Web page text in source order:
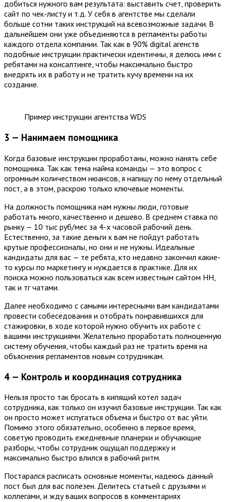
добиться нужного вам результата: выставить счет, проверить
сайт по чек-листу и т.д. У себя в агентстве мы сделали
больше сотни таких инструкций на всевозможные задачи. В
дальнейшем они уже объединяются в регламенты работы
каждого отдела компании. Так как в 90% digital агенств
подобные инструкции практически идентичны, я делюсь ими с
ребятами на консалтинге, чтобы максимально быстро
внедрять их в работу и не тратить кучу времени на их
создание.
Пример инструкции агентства WDS
3 — Нанимаем помощника
Когда базовые инструкции проработаны, можно нанять себе
помощника. Так как тема найма команды — это вопрос с
огромным количеством нюансов, я напишу по нему отдельный
пост, а в этом, раскрою только ключевые моменты.
На должность помощника нам нужны люди, готовые
работать много, качественно и дешево. В среднем ставка по
рынку — 10 тыс руб/мес за 4-х часовой рабочий день.
Естественно, за такие деньги к вам не пойдут работать
крутые профессионалы, но они и не нужны. Идеальные
кандидаты для вас — те ребята, кто недавно закончил какие-
то курсы по маркетингу и нуждается в практике. Для их
поиска можно пользоваться как всем известным сайтом HH,
так и тг чатами.
Далее необходимо с самыми интересными вам кандидатами
провести собеседования и отобрать понравившихся для
стажировки, в ходе которой нужно обучить их работе с
вашими инструкциями. Желательно проработать полноценную
систему обучения, чтобы каждый раз не тратить время на
объяснения регламентов новым сотрудникам.
4 — Контроль и координация сотрудника
Нельзя просто так бросать в кипящий котел задач
сотрудника, как только он изучил базовые инструкции. Так как
он просто может испугаться объема и быстро от вас уйти.
Помимо этого обязательно, особенно в первое время,
советую проводить ежедневные планерки и обучающие
разборы, чтобы сотрудник ощущал поддержку и
максимально быстро влился в рабочий ритм.
Постарался расписать основные моменты, надеюсь данный
пост был для вас полезен. Делитесь статьей с друзьями и
коллегами, и жду ваших вопросов в комментариях